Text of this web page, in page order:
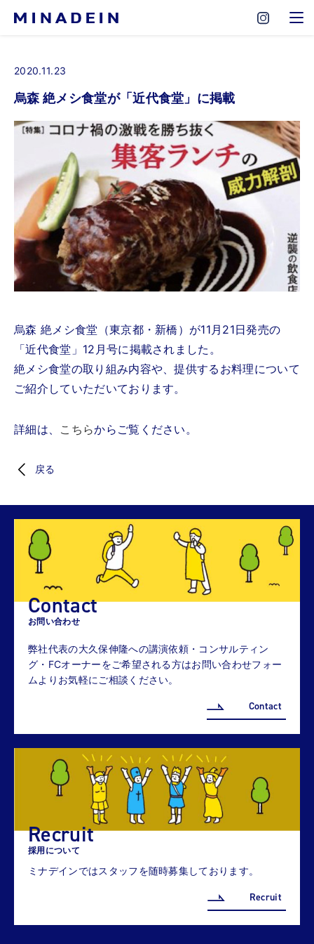
2020.11.23
烏森 絶メシ食堂が「近代食堂」に掲載
烏森 絶メシ食堂（東京都・新橋）が11月21日発売の
「近代食堂」12月号に掲載されました。
絶メシ食堂の取り組み内容や、提供するお料理について
ご紹介していただいております。
詳細は、 こちらからご覧ください。
戻る
Contact
お問い合わせ
弊社代表の大久保伸隆への講演依頼・コンサルティン
グ・FCオーナーをご希望される方はお問い合わせフォー
ムよりお気軽にご相談ください。
Contact
Recruit
採用について
ミナデインではスタッフを随時募集しております。
Recruit